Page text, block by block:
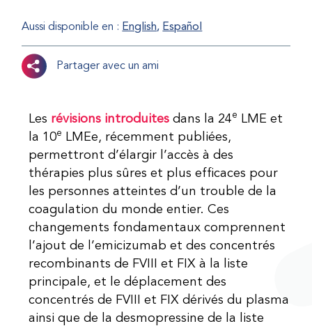
Aussi disponible en : English Español
Partager avec un ami
Les révisions introduites dans la 24e
LME et
la 10e
LMEe, récemment publiées,
permettront d’élargir l’accès à des
thérapies plus sûres et plus efficaces pour
les personnes atteintes d’un trouble de la
coagulation du monde entier. Ces
changements fondamentaux comprennent
l’ajout de l’emicizumab et des concentrés
recombinants de FVIII et FIX à la liste
principale, et le déplacement des
concentrés de FVIII et FIX dérivés du plasma
ainsi que de la desmopressine de la liste